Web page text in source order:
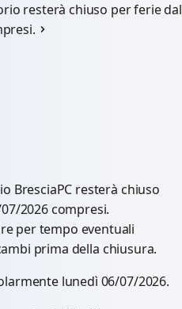
resterà chiuso per ferie dal
BresciaPC resterà chiuso
2026 compresi.
per tempo eventuali
prima della chiusura.
lunedì 06/07/2026.